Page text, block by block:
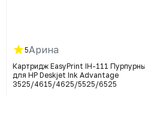
5Арина
Картридж EasyPrint IH-111
для HP Deskjet Ink Advantage
3525/4615/4625/5525/6525